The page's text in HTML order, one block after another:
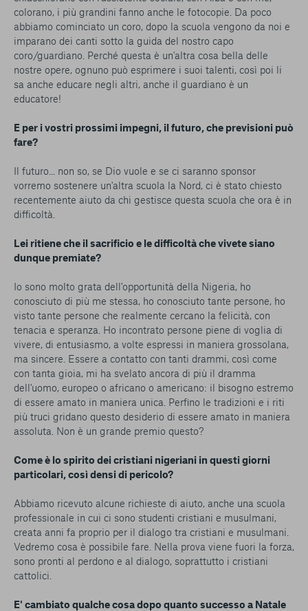
colorano, i più grandini fanno anche le fotocopie. Da poco
abbiamo cominciato un coro, dopo la scuola vengono da noi e
imparano dei canti sotto la guida del nostro capo
coro/guardiano. Perché questa è un'altra cosa bella delle
nostre opere, ognuno può esprimere i suoi talenti, così poi li
sa anche educare negli altri, anche il guardiano è un
educatore!
E per i vostri prossimi impegni, il futuro, che previsioni può
fare?
Il futuro... non so, se Dio vuole e se ci saranno sponsor
vorremo sostenere un'altra scuola la Nord, ci è stato chiesto
recentemente aiuto da chi gestisce questa scuola che ora è in
difficoltà.
Lei ritiene che il sacrificio e le difficoltà che vivete siano
dunque premiate?
Io sono molto grata dell'opportunità della Nigeria, ho
conosciuto di più me stessa, ho conosciuto tante persone, ho
visto tante persone che realmente cercano la felicità, con
tenacia e speranza. Ho incontrato persone piene di voglia di
vivere, di entusiasmo, a volte espressi in maniera grossolana,
ma sincere. Essere a contatto con tanti drammi, così come
con tanta gioia, mi ha svelato ancora di più il dramma
dell'uomo, europeo o africano o americano: il bisogno estremo
di essere amato in maniera unica. Perfino le tradizioni e i riti
più truci gridano questo desiderio di essere amato in maniera
assoluta. Non è un grande premio questo?
Come è lo spirito dei cristiani nigeriani in questi giorni
particolari, così densi di pericolo?
Abbiamo ricevuto alcune richieste di aiuto, anche una scuola
professionale in cui ci sono studenti cristiani e musulmani,
creata anni fa proprio per il dialogo tra cristiani e musulmani.
Vedremo cosa è possibile fare. Nella prova viene fuori la forza,
sono pronti al perdono e al dialogo, soprattutto i cristiani
cattolici.
E' cambiato qualche cosa dopo quanto successo a Natale